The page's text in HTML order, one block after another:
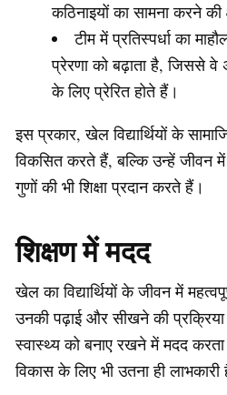
कठिनाइयों का सामना करने की
टीम में प्रतिस्पर्धा का
प्रेरणा को बढ़ाता है, जिससे
के लिए प्रेरित होते हैं।
इस प्रकार, खेल विद्यार्थियों के
विकसित करते हैं, बल्कि उन्हें
गुणों की भी शिक्षा प्रदान करते हैं।
शिक्षण में मदद
खेल का विद्यार्थियों के जीवन में
उनकी पढ़ाई और सीखने की
स्वास्थ्य को बनाए रखने में मदद
विकास के लिए भी उतना ही लाभकारी